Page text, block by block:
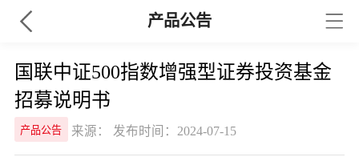
产品公告
国联中证500指数增强型证券投资基金
招募说明书
产品公告 来源： 发布时间：2024-07-15